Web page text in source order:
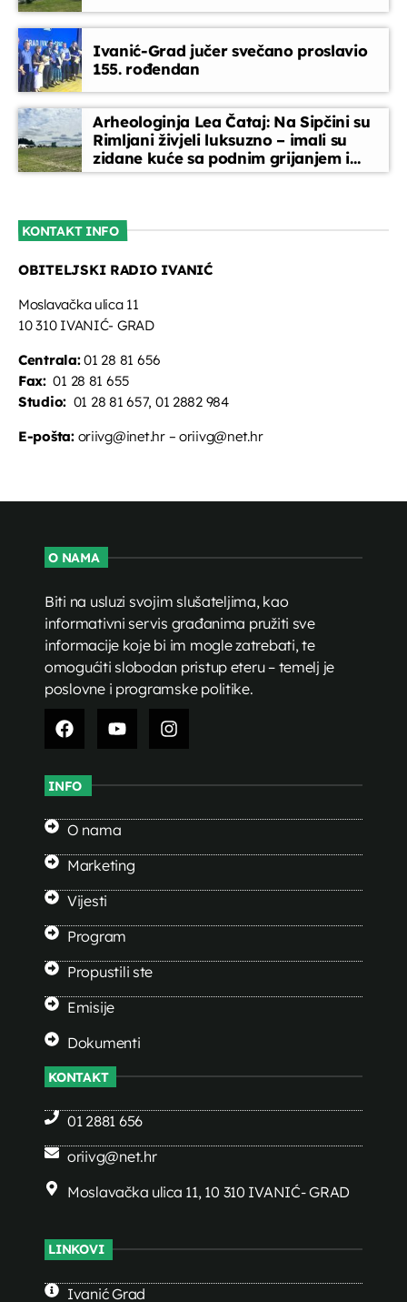
Ivanić-Grad jučer svečano proslavio
155. rođendan
Arheologinja Lea Čataj: Na Sipčini su
Rimljani živjeli luksuzno – imali su
zidane kuće sa podnim grijanjem i
oslikanim zidovima
KONTAKT INFO
OBITELJSKI RADIO IVANIĆ
Moslavačka ulica 11
10 310 IVANIĆ- GRAD
Centrala:01 28 81 656
Fax:01 28 81 655
Studio: 01 28 81 657, 01 2882 984
E-pošta:oriivg@inet.hr – oriivg@net.hr
O NAMA
Biti na usluzi svojim slušateljima, kao
informativni servis građanima pružiti sve
informacije koje bi im mogle zatrebati, te
omogućiti slobodan pristup eteru – temelj je
poslovne i programske politike.
INFO
O nama
Marketing
Vijesti
Program
Propustili ste
Emisije
Dokumenti
KONTAKT
01 2881 656
oriivg@net.hr
Moslavačka ulica 11, 10 310 IVANIĆ- GRAD
LINKOVI
Ivanić Grad